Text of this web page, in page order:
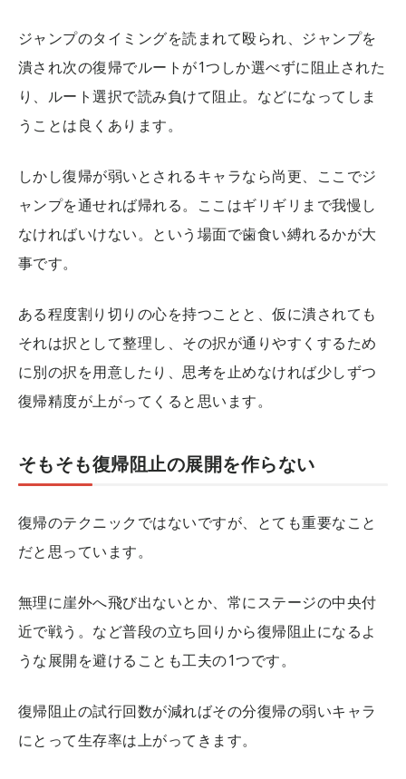
ジャンプのタイミングを読まれて殴られ、ジャンプを
潰され次の復帰でルートが1つしか選べずに阻止された
り、ルート選択で読み負けて阻止。などになってしま
うことは良くあります。
しかし復帰が弱いとされるキャラなら尚更、ここでジ
ャンプを通せれば帰れる。ここはギリギリまで我慢し
なければいけない。という場面で歯食い縛れるかが大
事です。
ある程度割り切りの心を持つことと、仮に潰されても
それは択として整理し、その択が通りやすくするため
に別の択を用意したり、思考を止めなければ少しずつ
復帰精度が上がってくると思います。
そもそも復帰阻止の展開を作らない
復帰のテクニックではないですが、とても重要なこと
だと思っています。
無理に崖外へ飛び出ないとか、常にステージの中央付
近で戦う。など普段の立ち回りから復帰阻止になるよ
うな展開を避けることも工夫の1つです。
復帰阻止の試行回数が減ればその分復帰の弱いキャラ
にとって生存率は上がってきます。